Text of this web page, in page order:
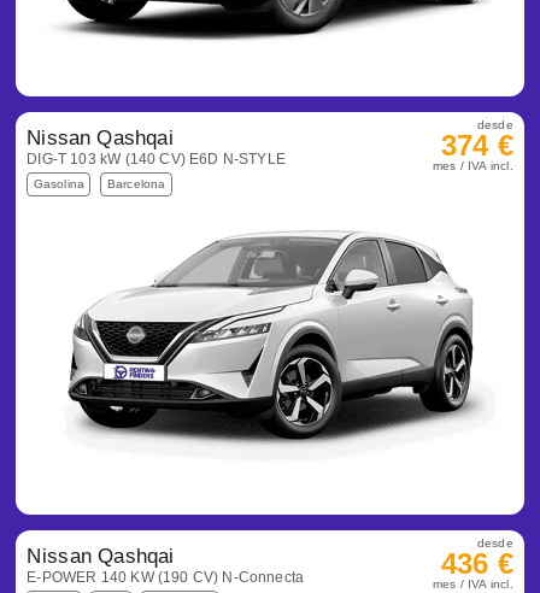
Nissan Qashqai
DIG-T 103 kW (140 CV) E6D N-STYLE
Gasolina Barcelona
desde
374 €
mes / IVA incl.
Nissan Qashqai
E-POWER 140 KW (190 CV) N-Connecta
desde
436 €
mes / IVA incl.